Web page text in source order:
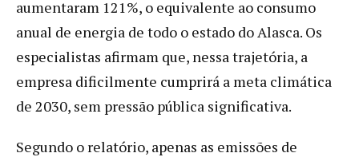
aumentaram 121%, o equivalente ao consumo
anual de energia de todo o estado do Alasca. Os
especialistas afirmam que, nessa trajetória, a
empresa dificilmente cumprirá a meta climática
de 2030, sem pressão pública significativa.
Segundo o relatório, apenas as emissões de